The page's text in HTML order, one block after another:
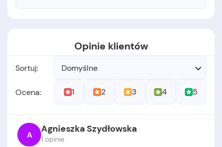
Opinie klientów
Sortuj: Domyślne
Ocena: 1 2 3 4 5
A Agnieszka Szydłowska
1 opinie